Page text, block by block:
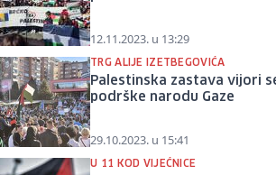
12.11.2023. u 13:29
TRG ALIJE IZETBEGOVIĆA
Palestinska zastava vijori
podrške narodu Gaze
29.10.2023. u 15:41
U 11 KOD VIJEĆNICE